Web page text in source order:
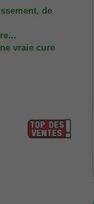
de
vraie cure